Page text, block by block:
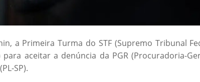
a Primeira Turma do STF (Supremo Tribunal
aceitar a denúncia da PGR (Procuradoria-
SP).